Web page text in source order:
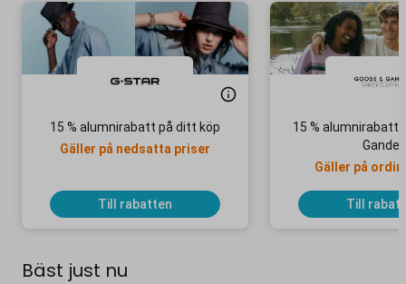
15 % alumnirabatt på ditt köp
Gäller på nedsatta priser
Till rabatten
15 % alumnirabatt
Gander
Gäller på
Till
Bäst just nu